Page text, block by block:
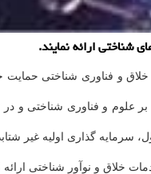
خلاق و فناوری شناختی حمایت
علوم و فناوری شناختی و در
از راه شتاب دهنده/ مرکز رشد برای تولید محصول، سرمایه
آوری های شناختی، ۱۵ ایده در امر تولید و توسعه محصولات و خدمات خلاق و